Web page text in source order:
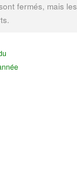
fermés, mais les